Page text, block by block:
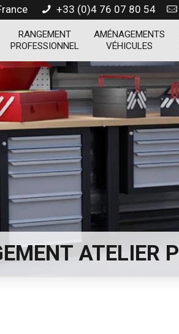
+33 (0)4 76 07 80 54
RANGEMENT
PROFESSIONNEL
AMÉNAGEMENTS
VÉHICULES
ATELIER